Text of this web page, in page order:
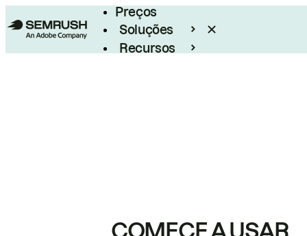
Preços
Soluções
Recursos
COMECE A USAR